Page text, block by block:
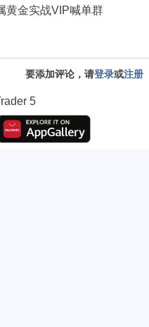
黄金实战VIP喊单群
要添加评论，请登录或注册
5